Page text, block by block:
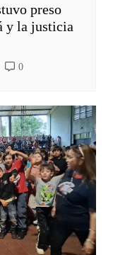
preso
y la justicia
0